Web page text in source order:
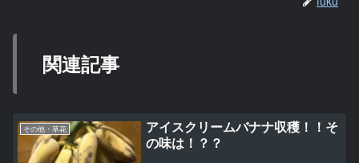
関連記事
その他・草花
アイスクリームバナナ収穫！！そ
の味は！？？